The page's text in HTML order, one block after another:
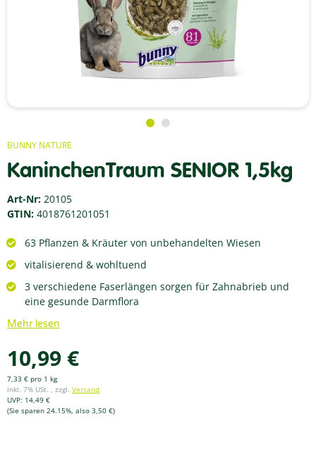
BUNNY NATURE
KaninchenTraum SENIOR 1,5kg
Art-Nr: 20105
GTIN: 4018761201051
63 Pflanzen & Kräuter von unbehandelten Wiesen
vitalisierend & wohltuend
3 verschiedene Faserlängen sorgen für Zahnabrieb und
eine gesunde Darmflora
Mehr lesen
10,99 €
7,33 € pro 1 kg
inkl. 7% USt. , zzgl. Versand
UVP: 14,49 €
(Sie sparen 24.15%, also 3,50 €)